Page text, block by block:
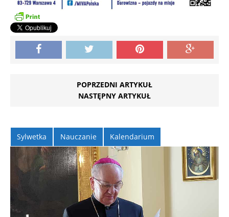
POPRZEDNI ARTYKUŁ
NASTĘPNY ARTYKUŁ
Sylwetka Nauczanie Kalendarium